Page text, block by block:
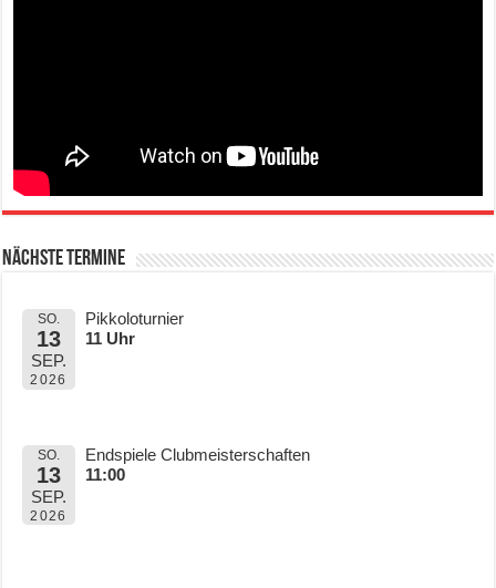
Nächste Termine
SO.
13
SEP.
2026
Pikkoloturnier
11 Uhr
SO.
13
SEP.
2026
Endspiele Clubmeisterschaften
11:00